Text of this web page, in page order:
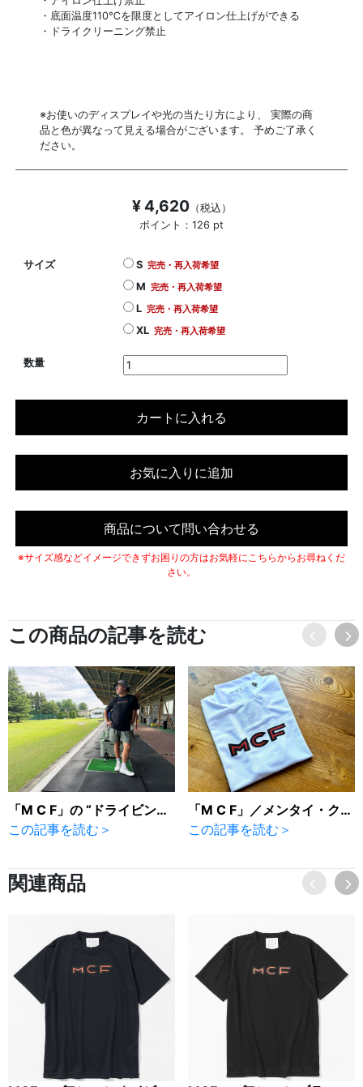
・底面温度110℃を限度としてアイロン仕上げができる
・ドライクリーニング禁止
※お使いのディスプレイや光の当たり方により、 実際の商
品と色が異なって見える場合がございます。 予めご了承く
ださい。
¥ 4,620（税込）
ポイント：126 pt
サイズ S完売・再入荷希望
M 完売・再入荷希望
L完売・再入荷希望
XL完売・再入荷希望
数量
カートに入れる
お気に入りに追加
商品について問い合わせる
※サイズ感などイメージできずお困りの方はお気軽にこちらからお尋ねくだ
さい。
この商品の記事を読む
「M C F」の “ドライビングレンジTシャツ”
この記事を読む＞
「M C F」／メンタイ・クランク・フィドラ いよいよ販売です！
この記事を読む＞
関連商品